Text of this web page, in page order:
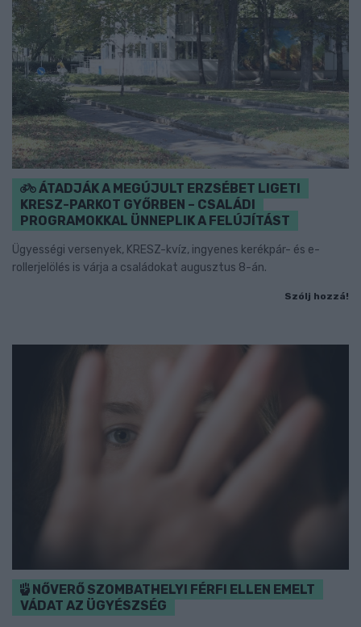
ÁTADJÁK A MEGÚJULT ERZSÉBET LIGETI
KRESZ-PARKOT GYŐRBEN – CSALÁDI
PROGRAMOKKAL ÜNNEPLIK A FELÚJÍTÁST
Ügyességi versenyek, KRESZ-kvíz, ingyenes kerékpár- és e-
rollerjelölés is várja a családokat augusztus 8-án.
Szólj hozzá!
NŐVERŐ SZOMBATHELYI FÉRFI ELLEN EMELT
VÁDAT AZ ÜGYÉSZSÉG